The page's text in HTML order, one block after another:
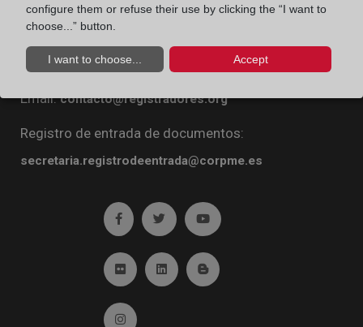
Diego de León, 21. 28006 Madrid
Teléfono:91 270 16 99
Fax:91 564 11 59
Email:contacto@registradores.org
Registro de entrada de documentos:
secretaria.registrodeentrada@corpme.es
Ir a facebook (abre en ventana nueva)
Ir a twitter (abre en ventana nueva)
Ir a YouTube (abre en
Ir a Flickr (abre en ventana nueva)
Ir a Linkedin (abre en ventana nueva)
Ir al Blog (abre en ventana
Ir a Instagram (abre en ventana nueva)
configure them or refuse their use by clicking the “I want to
choose...” button.
I want to choose... Accept